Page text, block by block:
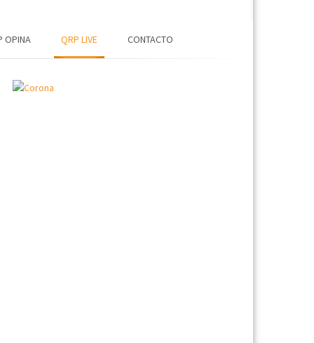
OPINA QRP LIVE CONTACTO